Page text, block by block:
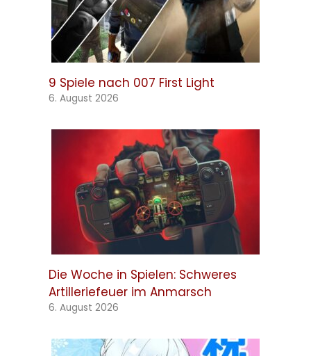
9 Spiele nach 007 First Light
6. August 2026
Die Woche in Spielen: Schweres
Artilleriefeuer im Anmarsch
6. August 2026